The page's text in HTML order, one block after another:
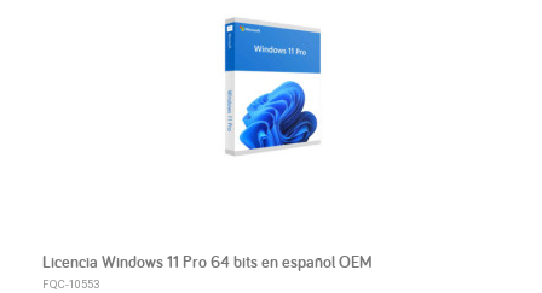
Licencia Windows 11 Pro 64 bits en español OEM
FQC-10553